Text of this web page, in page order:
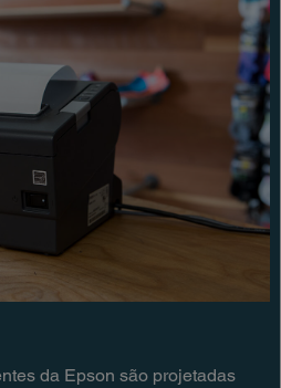
da Epson são projetadas